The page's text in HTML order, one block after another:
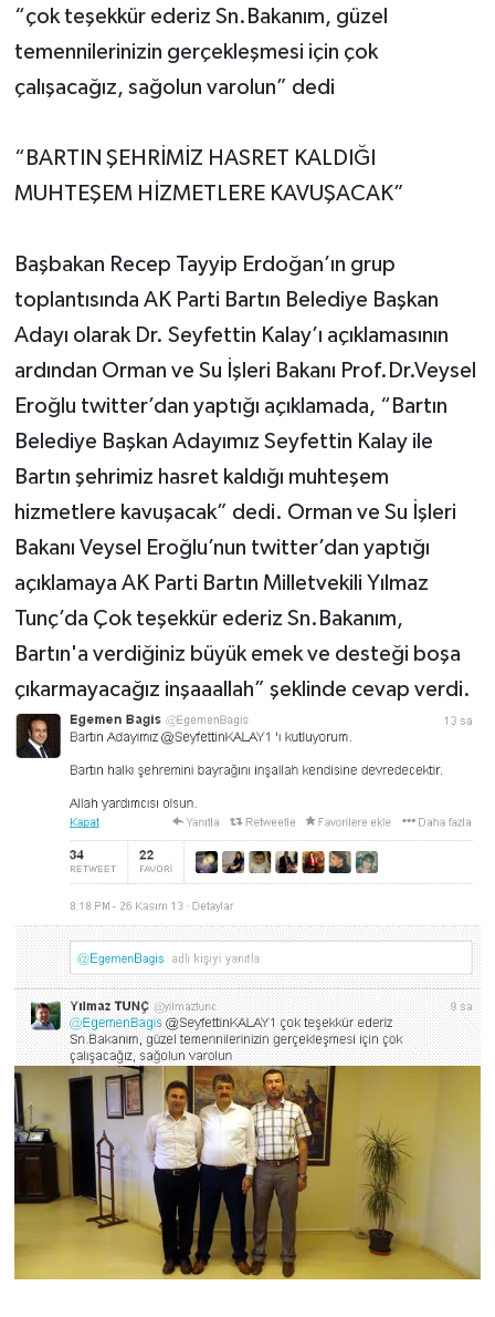
“çok teşekkür ederiz Sn.Bakanım, güzel
temennilerinizin gerçekleşmesi için çok
çalışacağız, sağolun varolun” dedi
“BARTIN ŞEHRİMİZ HASRET KALDIĞI
MUHTEŞEM HİZMETLERE KAVUŞACAK”
Başbakan Recep Tayyip Erdoğan’ın grup
toplantısında AK Parti Bartın Belediye Başkan
Adayı olarak Dr. Seyfettin Kalay’ı açıklamasının
ardından Orman ve Su İşleri Bakanı Prof.Dr.Veysel
Eroğlu twitter’dan yaptığı açıklamada, “Bartın
Belediye Başkan Adayımız Seyfettin Kalay ile
Bartın şehrimiz hasret kaldığı muhteşem
hizmetlere kavuşacak” dedi. Orman ve Su İşleri
Bakanı Veysel Eroğlu’nun twitter’dan yaptığı
açıklamaya AK Parti Bartın Milletvekili Yılmaz
Tunç’da Çok teşekkür ederiz Sn.Bakanım,
Bartın'a verdiğiniz büyük emek ve desteği boşa
çıkarmayacağız inşaaallah” şeklinde cevap verdi.